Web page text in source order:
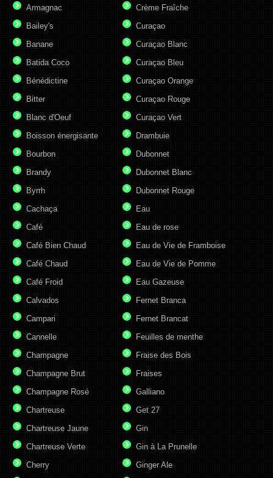
Armagnac
Bailey's
Banane
Batida Coco
Bénédictine
Bitter
Blanc d'Oeuf
Boisson énergisante
Bourbon
Brandy
Byrrh
Cachaça
Café
Café Bien Chaud
Café Chaud
Café Froid
Calvados
Campari
Cannelle
Champagne
Champagne Brut
Champagne Rosé
Chartreuse
Chartreuse Jaune
Chartreuse Verte
Cherry
Crème Fraîche
Curaçao
Curaçao Blanc
Curaçao Bleu
Curaçao Orange
Curaçao Rouge
Curaçao Vert
Drambuie
Dubonnet
Dubonnet Blanc
Dubonnet Rouge
Eau
Eau de rose
Eau de Vie de Framboise
Eau de Vie de Pomme
Eau Gazeuse
Fernet Branca
Fernet Brancat
Feuilles de menthe
Fraise des Bois
Fraises
Galliano
Get 27
Gin
Gin à La Prunelle
Ginger Ale